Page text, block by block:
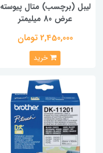
لیبل (برچسب) متال پیوسته
عرض 80 میلیمتر
2,450,000 تومان
خرید